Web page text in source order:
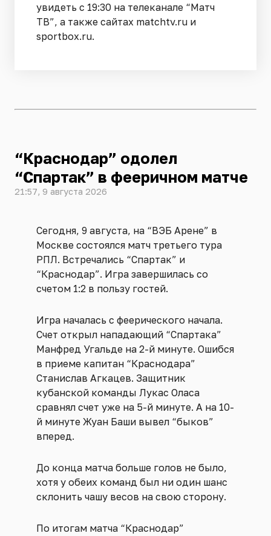
увидеть с 19:30 на телеканале “Матч
ТВ”, а также сайтах matchtv.ru и
sportbox.ru.
“Краснодар” одолел
“Спартак” в фееричном матче
21:57, 9 августа 2026
Сегодня, 9 августа, на “ВЭБ Арене” в
Москве состоялся матч третьего тура
РПЛ. Встречались “Спартак” и
“Краснодар”. Игра завершилась со
счетом 1:2 в пользу гостей.
Игра началась с феерического начала.
Счет открыл нападающий “Спартака”
Манфред Угальде на 2-й минуте. Ошибся
в приеме капитан “Краснодара”
Станислав Агкацев. Защитник
кубанской команды Лукас Оласа
сравнял счет уже на 5-й минуте. А на 10-
й минуте Жуан Баши вывел “быков”
вперед.
До конца матча больше голов не было,
хотя у обеих команд был ни один шанс
склонить чашу весов на свою сторону.
По итогам матча “Краснодар”